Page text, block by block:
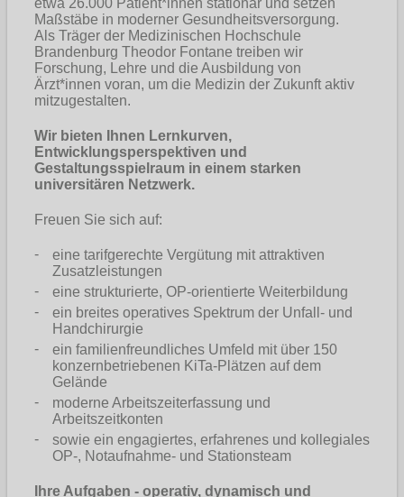
Maßstäbe in moderner Gesundheitsversorgung.
Als Träger der Medizinischen Hochschule
Brandenburg Theodor Fontane treiben wir
Forschung, Lehre und die Ausbildung von
Ärzt*innen voran, um die Medizin der Zukunft aktiv
mitzugestalten.
Wir bieten Ihnen Lernkurven,
Entwicklungsperspektiven und
Gestaltungsspielraum in einem starken
universitären Netzwerk.
Freuen Sie sich auf:
eine tarifgerechte Vergütung mit attraktiven
Zusatzleistungen
eine strukturierte, OP-orientierte Weiterbildung
ein breites operatives Spektrum der Unfall- und
Handchirurgie
ein familienfreundliches Umfeld mit über 150
konzernbetriebenen KiTa-Plätzen auf dem
Gelände
moderne Arbeitszeiterfassung und
Arbeitszeitkonten
sowie ein engagiertes, erfahrenes und kollegiales
OP-, Notaufnahme- und Stationsteam
Ihre Aufgaben - operativ, dynamisch und